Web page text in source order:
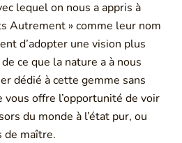
lequel on nous a appris à
Autrement » comme leur nom
d’adopter une vision plus
ce que la nature a à nous
dédié à cette gemme sans
offre l’opportunité de voir
du monde à l’état pur, ou
de maître.